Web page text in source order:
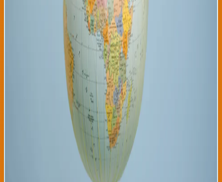
migraciones climáticas proyectadas ocurrirán desde países
latinoamericanos, asiáticos y africanos hacia naciones
desarrolladas de Europa y América del Norte. Se estima que
países como Colombia, Perú, Ecuador, Bolivia y Guatemala
sufrirán los impactos más severos, con agricultores viendo
colapsar sus cosechas, indígenas enfrentando inundaciones
catastróficas, y comunidades costeras siendo sumergidas por
aumento del nivel del mar. El informe enfatiza que estos
desplazamientos crearán presiones humanitarias sin
precedentes, con potencial para generar conflictos
geopolíticos sobre recursos y aceptación de refugiados
climáticos. España y el País Vasco experimentarán presiones
migratorias significativas en las próximas décadas. El informe
exige acciones inmediatas e históricas: transición energética
completa a renovables antes de 2035, restauración de 2 mil
millones de hectáreas de bosques para 2040, y sistemas de
adaptación climática en países vulnerables con financiamiento
de 500 mil millones de dólares anuales desde naciones